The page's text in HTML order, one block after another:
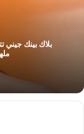
بلاك بينك جيني